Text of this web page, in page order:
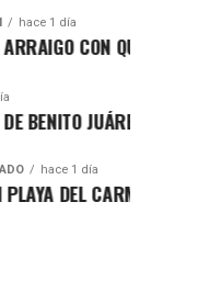
hace 1 día
CON QUINTANA ROO
JUÁREZ ACCIONES
hace 1 día
DEL CARMEN EL